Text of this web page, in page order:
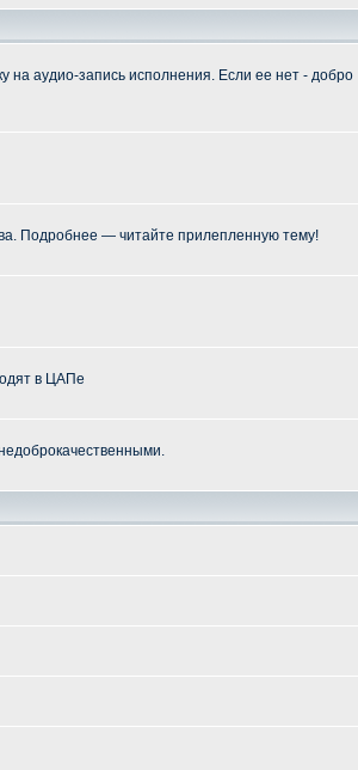
аудио-запись исполнения. Если ее нет - добро
Подробнее — читайте прилепленную тему!
в ЦАПе